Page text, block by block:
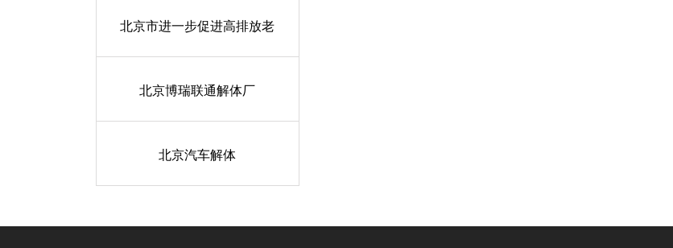
北京市进一步促进高排放老
北京博瑞联通解体厂
北京汽车解体